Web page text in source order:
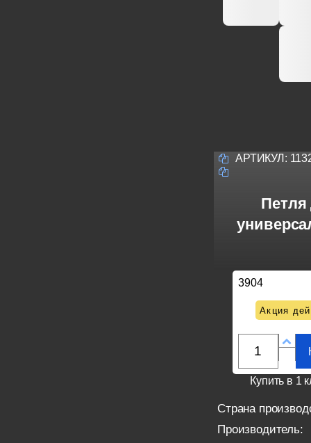
АРТИКУЛ:
Петля
3904
Акция
Купить в 1
Страна
Производитель: